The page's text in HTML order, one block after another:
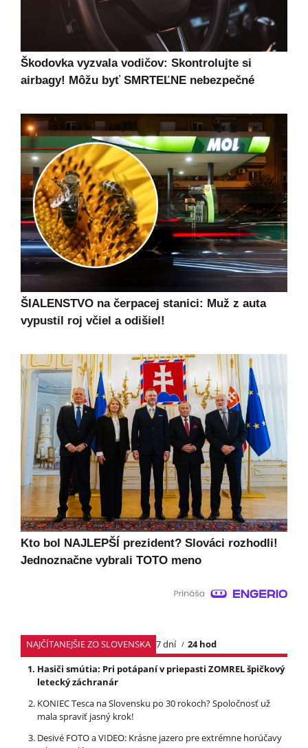
Škodovka vyzvala vodičov: Skontrolujte si
airbagy! Môžu byť SMRTEĽNE nebezpečné
ŠIALENSTVO na čerpacej stanici: Muž z auta
vypustil roj včiel a odišiel!
Kto bol NAJLEPŠÍ prezident? Slováci rozhodli!
Jednoznačne vybrali TOTO meno
NAJČÍTANEJŠIE ZO SLOVENSKA 7 dní
24 hod
Hasiči smútia: Pri potápaní v priepasti ZOMREL špičkový
letecký záchranár
KONIEC Tesca na Slovensku po 30 rokoch? Spoločnosť už
mala spraviť jasný krok!
Desivé FOTO a VIDEO: Krásne jazero pre extrémne horúčavy